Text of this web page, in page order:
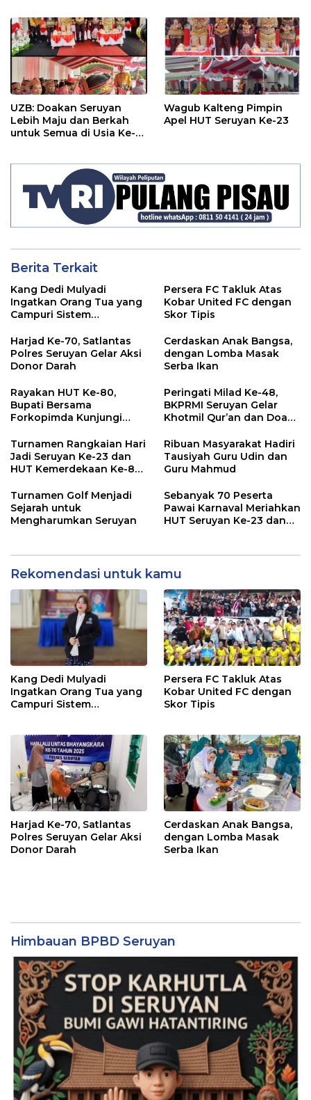
UZB: Doakan Seruyan
Lebih Maju dan Berkah
untuk Semua di Usia Ke-
Wagub Kalteng Pimpin
Apel HUT Seruyan Ke-23
Berita Terkait
Kang Dedi Mulyadi
Ingatkan Orang Tua yang
Campuri Sistem
Antara Hak, Batas, dan
Etika Hukum Pendidikan
Persera FC Takluk Atas
Kobar United FC dengan
Skor Tipis
Harjad Ke-70, Satlantas
Polres Seruyan Gelar Aksi
Donor Darah
Cerdaskan Anak Bangsa,
dengan Lomba Masak
Serba Ikan
Rayakan HUT Ke-80,
Bupati Bersama
Forkopimda Kunjungi
Peringati Milad Ke-48,
BKPRMI Seruyan Gelar
Khotmil Qur’an dan Doa
Turnamen Rangkaian Hari
Jadi Seruyan Ke-23 dan
HUT Kemerdekaan Ke-80
Ribuan Masyarakat Hadiri
Tausiyah Guru Udin dan
Guru Mahmud
Turnamen Golf Menjadi
Sejarah untuk
Mengharumkan Seruyan
Sebanyak 70 Peserta
Pawai Karnaval Meriahkan
HUT Seruyan Ke-23 dan
Rekomendasi untuk kamu
Kang Dedi Mulyadi
Ingatkan Orang Tua yang
Campuri Sistem
Etika Hukum Pendidikan
Persera FC Takluk Atas
Kobar United FC dengan
Skor Tipis
Harjad Ke-70, Satlantas
Polres Seruyan Gelar Aksi
Donor Darah
Cerdaskan Anak Bangsa,
dengan Lomba Masak
Serba Ikan
Himbauan BPBD Seruyan